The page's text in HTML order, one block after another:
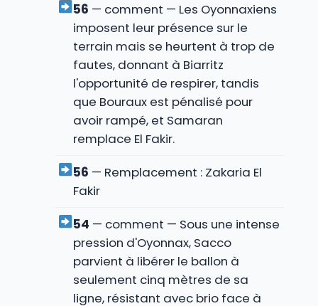
56 — comment — Les Oyonnaxiens
imposent leur présence sur le
terrain mais se heurtent à trop de
fautes, donnant à Biarritz
l'opportunité de respirer, tandis
que Bouraux est pénalisé pour
avoir rampé, et Samaran
remplace El Fakir.
56 — Remplacement : Zakaria El
Fakir
54 — comment — Sous une intense
pression d'Oyonnax, Sacco
parvient à libérer le ballon à
seulement cinq mètres de sa
ligne, résistant avec brio face à